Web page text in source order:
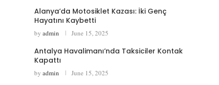
Alanya’da Motosiklet Kazası: İki Genç
Hayatını Kaybetti
by admin June 15, 2025
Antalya Havalimanı’nda Taksiciler Kontak
Kapattı
by admin June 15, 2025